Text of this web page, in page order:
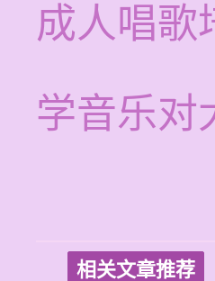
成人唱歌
学音乐对
相关文章推荐